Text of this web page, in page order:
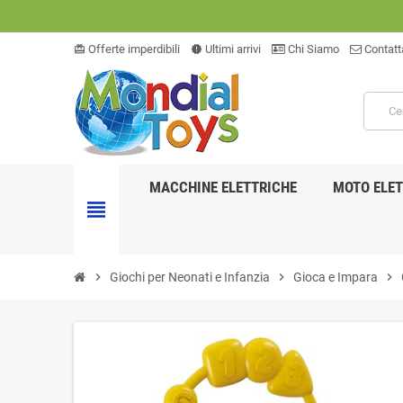
card_giftcard Offerte imperdibili new_releases Ultimi arrivi Chi Siamo
view_headline
MACCHINE ELETTRICHE MOTO
chevron_right Giochi per Neonati e Infanzia chevron_right Gioca e Impara chevron_right